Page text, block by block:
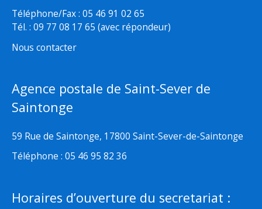
Téléphone/Fax : 05 46 91 02 65
Tél. : 09 77 08 17 65 (avec répondeur)
Nous contacter
Agence postale de Saint-Sever de
Saintonge
59 Rue de Saintonge, 17800 Saint-Sever-de-Saintonge
Téléphone : 05 46 95 82 36
Horaires d’ouverture du secretariat :